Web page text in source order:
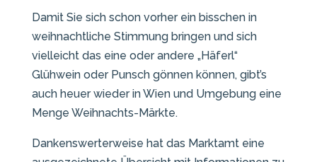
Damit Sie sich schon vorher ein bisschen in
weihnachtliche Stimmung bringen und sich
vielleicht das eine oder andere „Häferl“
Glühwein oder Punsch gönnen können, gibt’s
auch heuer wieder in Wien und Umgebung eine
Menge Weihnachts-Märkte.
Dankenswerterweise hat das Marktamt eine